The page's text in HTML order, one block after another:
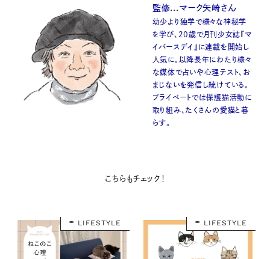
監修...マーク矢崎さん
幼少より独学で様々な神秘学
を学び、20歳で月刊少女誌『マ
イバースデイ』に連載を開始し
人気に。以降長年にわたり様々
な媒体で占いや心理テスト、お
まじないを発信し続けている。
プライベートでは保護猫活動に
取り組み、たくさんの愛猫と暮
らす。
こちらもチェック！
LIFESTYLE LIFESTYLE